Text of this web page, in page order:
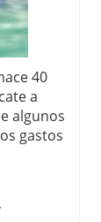
40
a
algunos
gastos